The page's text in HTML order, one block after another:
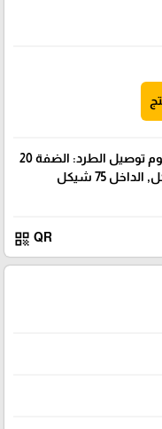
الدفع عند الإستلام, رسوم توصيل الطرد: الضفة 20
QR
qr_code